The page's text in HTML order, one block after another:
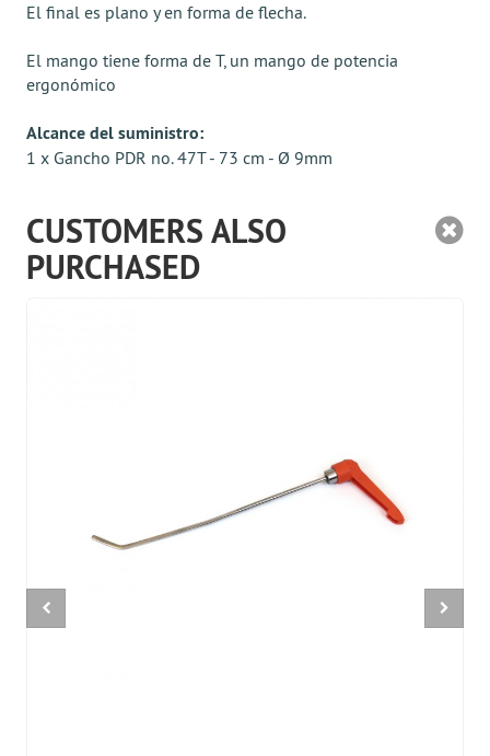
El final es plano y en forma de flecha.
El mango tiene forma de T, un mango de potencia
ergonómico
Alcance del suministro:
1 x Gancho PDR no. 47Т - 73 cm - Ø 9mm
CUSTOMERS ALSO
PURCHASED